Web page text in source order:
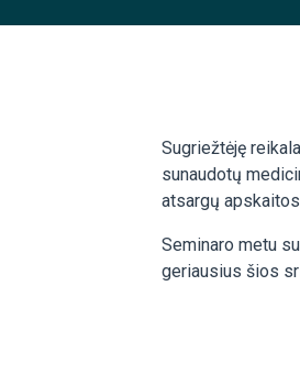
Sugriežtėję
sunaudotų
atsargų
Seminaro metu
geriausius šios